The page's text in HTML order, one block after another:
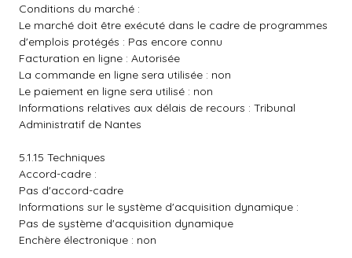
Conditions du marché :
Le marché doit être exécuté dans le cadre de programmes
d'emplois protégés : Pas encore connu
Facturation en ligne : Autorisée
La commande en ligne sera utilisée : non
Le paiement en ligne sera utilisé : non
Informations relatives aux délais de recours : Tribunal
Administratif de Nantes
5.1.15 Techniques
Accord-cadre :
Pas d'accord-cadre
Informations sur le système d'acquisition dynamique :
Pas de système d'acquisition dynamique
Enchère électronique : non